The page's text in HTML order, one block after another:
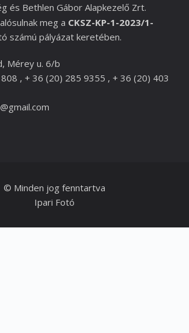
és Bethlen Gábor Alapkezelő Zrt.
meg a CKSZ-KP-1-2023/1-
számú pályázat keretében.
Mérey u. 6/b
, + 36 (20) 285 9355 , + 36 (20) 403
© Minden jog fenntartva
Ipari Fotó